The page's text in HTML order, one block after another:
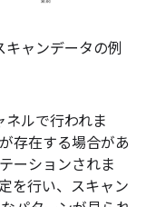
ャンデータの例
ネルで行われま
存在する場合があ
ーションされま
を行い、スキャン